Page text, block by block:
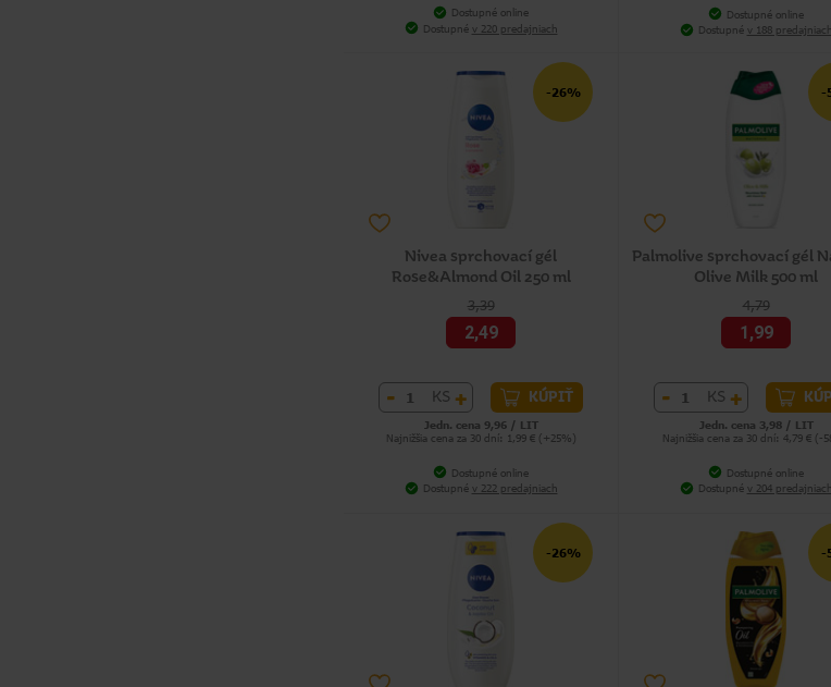
Dostupné online
Dostupné v 220 predajniach
Dostupné online
Dostupné v 188 predajniach
-26%
Nivea sprchovací gél
Rose&Almond Oil 250 ml
3,39
2,49
- KS + KÚPIŤ
Jedn. cena 9,96 / LIT
Najnižšia cena za 30 dní: 1,99 € (+25%)
Dostupné online
Dostupné v 222 predajniach
-
Palmolive sprchovací gél
Olive Milk 500 ml
4,79
1,99
- KS +
Jedn. cena 3,98 / LIT
Najnižšia cena za 30 dní: 4,79 € (-
Dostupné online
Dostupné v 204 predajniach
-26% -